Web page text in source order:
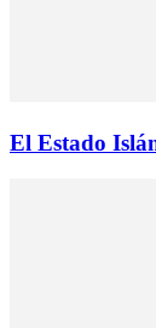
El Estado